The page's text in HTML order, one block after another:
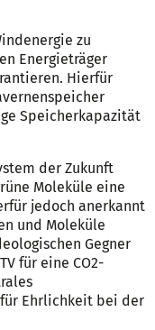
zu
Energieträger
Hierfür
Speicherkapazität
der Zukunft
Moleküle eine
jedoch anerkannt
und Moleküle
Gegner
für eine CO2-
Ehrlichkeit bei der